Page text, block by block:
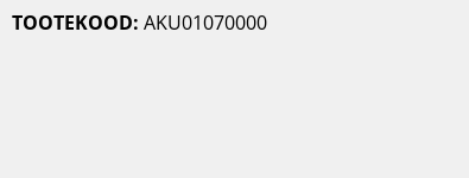
TOOTEKOOD: AKU01070000